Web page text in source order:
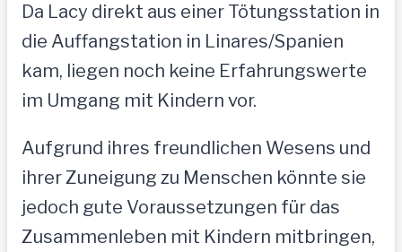
Da Lacy direkt aus einer Tötungsstation in
die Auffangstation in Linares/Spanien
kam, liegen noch keine Erfahrungswerte
im Umgang mit Kindern vor.
Aufgrund ihres freundlichen Wesens und
ihrer Zuneigung zu Menschen könnte sie
jedoch gute Voraussetzungen für das
Zusammenleben mit Kindern mitbringen,